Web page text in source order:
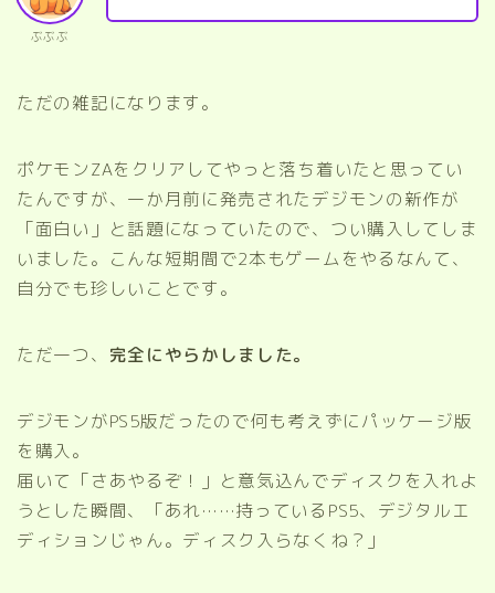
ぶぶぶ
ただの雑記になります。
ポケモンZAをクリアしてやっと落ち着いたと思ってい
たんですが、一か月前に発売されたデジモンの新作が
「面白い」と話題になっていたので、つい購入してしま
いました。こんな短期間で2本もゲームをやるなんて、
自分でも珍しいことです。
ただ一つ、 完全にやらかしました。
デジモンがPS5版だったので何も考えずにパッケージ版
を購入。
届いて「さあやるぞ！」と意気込んでディスクを入れよ
うとした瞬間、「あれ……持っているPS5、デジタルエ
ディションじゃん。ディスク入らなくね？」